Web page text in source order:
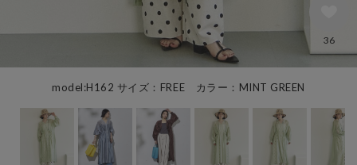
model:H162 サイズ：FREE カラー：MINT GREEN
36